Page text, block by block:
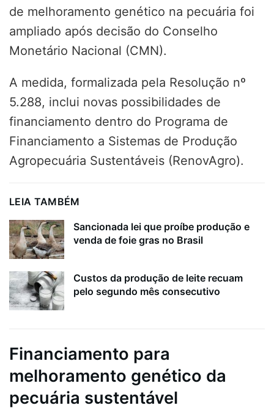
de melhoramento genético na pecuária foi
ampliado após decisão do Conselho
Monetário Nacional (CMN).
A medida, formalizada pela Resolução nº
5.288, inclui novas possibilidades de
financiamento dentro do Programa de
Financiamento a Sistemas de Produção
Agropecuária Sustentáveis (RenovAgro).
LEIA TAMBÉM
Sancionada lei que proíbe produção e
venda de foie gras no Brasil
Custos da produção de leite recuam
pelo segundo mês consecutivo
Financiamento para
melhoramento genético da
pecuária sustentável